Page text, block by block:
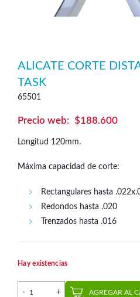
ALICATE CORTE
TASK
65501
$188.600
Longitud 120mm.
Máxima capacidad de corte:
Rectangulares hasta
Redondos hasta .020
Trenzados hasta .016
Hay existencias
Alicate Corte Distal con
AGREGAR AL